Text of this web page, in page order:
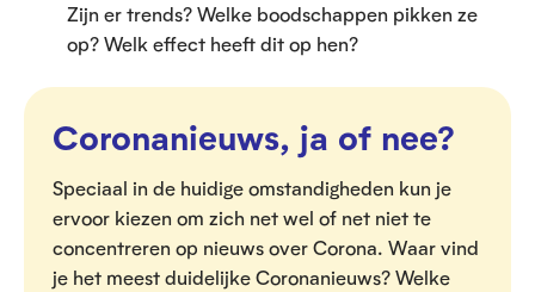
Zijn er trends? Welke boodschappen pikken ze
op? Welk effect heeft dit op hen?
Coronanieuws, ja of nee?
Speciaal in de huidige omstandigheden kun je
ervoor kiezen om zich net wel of net niet te
concentreren op nieuws over Corona. Waar vind
je het meest duidelijke Coronanieuws? Welke